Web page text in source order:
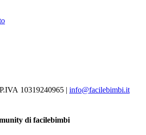
10319240965 | info@facilebimbi.it
di facilebimbi